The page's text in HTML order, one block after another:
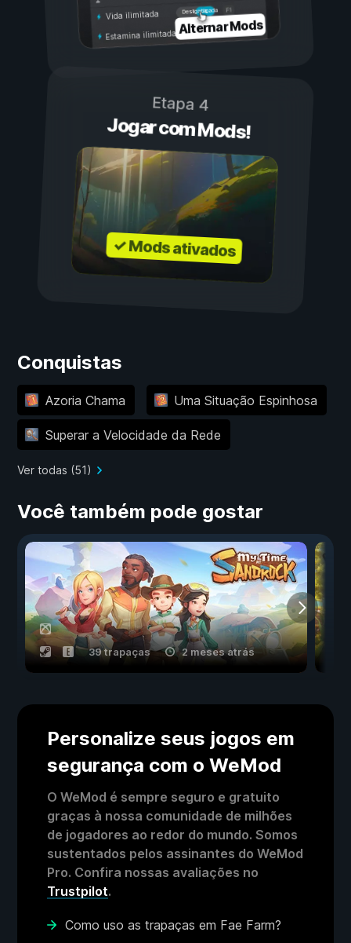
Ligada
Desligada
Vida ilimitada
Estamina ilimitadaAlternar Mods
Etapa 4
Jogar com Mods!
✓ Mods ativados
Conquistas
Azoria Chama Uma Situação Espinhosa
Superar a Velocidade da Rede
Ver todas (51)
Você também pode gostar
39 trapaças 2 meses atrás
Personalize seus jogos em
segurança com o WeMod
O WeMod é sempre seguro e gratuito
graças à nossa comunidade de milhões
de jogadores ao redor do mundo. Somos
sustentados pelos assinantes do WeMod
Pro. Confira nossas avaliações no
Trustpilot.
Como uso as trapaças em Fae Farm?